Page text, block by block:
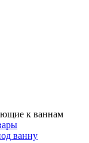
к ваннам
ванну